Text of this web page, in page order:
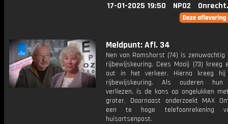
17-01-2025 19:50 NPO2
Meldpunt: Afl. 34
Nen van Ramshorst (74) is zenuwachtig
rijbewijskeuring. Cees Mooij (73) kreeg
out in het verkeer. Hierna kreeg
rijbewijskeuring. Als ouderen hun
verliezen, is de kans op ongelukken
groter. Daarnaast onderzoekt MAX
een te hoge telefoonrekening
huisartsenpost.